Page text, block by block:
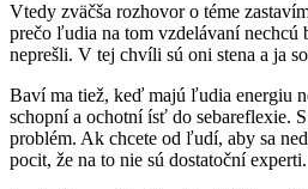
Vtedy zväčša rozhovor o téme
prečo ľudia na tom vzdelávaní nechcú
neprešli. V tej chvíli sú oni stena a ja
Baví ma tiež, keď majú ľudia energiu
schopní a ochotní ísť do sebareflexie.
problém. Ak chcete od ľudí, aby sa
pocit, že na to nie sú dostatoční experti.